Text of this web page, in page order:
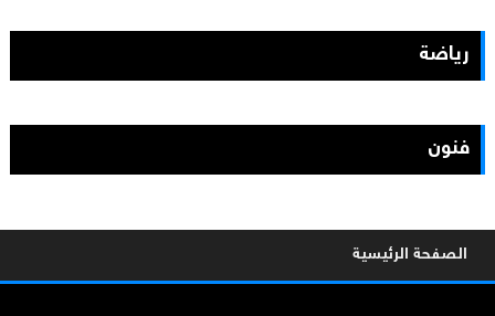
رياضة
فنون
الصفحة الرئيسية